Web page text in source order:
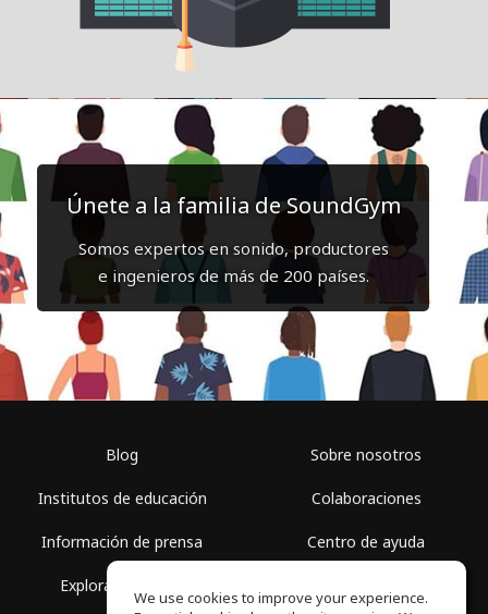
Únete a la familia de SoundGym
Somos expertos en sonido, productores
e ingenieros de más de 200 países.
Blog
Institutos de educación
Información de prensa
Explorar espacios
Sobre nosotros
Colaboraciones
Centro de ayuda
We use cookies to improve your experience.